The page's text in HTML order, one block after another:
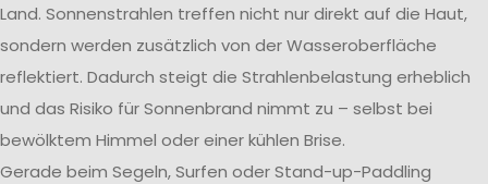
Land. Sonnenstrahlen treffen nicht nur direkt auf die Haut,
sondern werden zusätzlich von der Wasseroberfläche
reflektiert. Dadurch steigt die Strahlenbelastung erheblich
und das Risiko für Sonnenbrand nimmt zu – selbst bei
bewölktem Himmel oder einer kühlen Brise.
Gerade beim Segeln, Surfen oder Stand-up-Paddling